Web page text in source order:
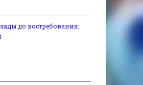
до востребования: